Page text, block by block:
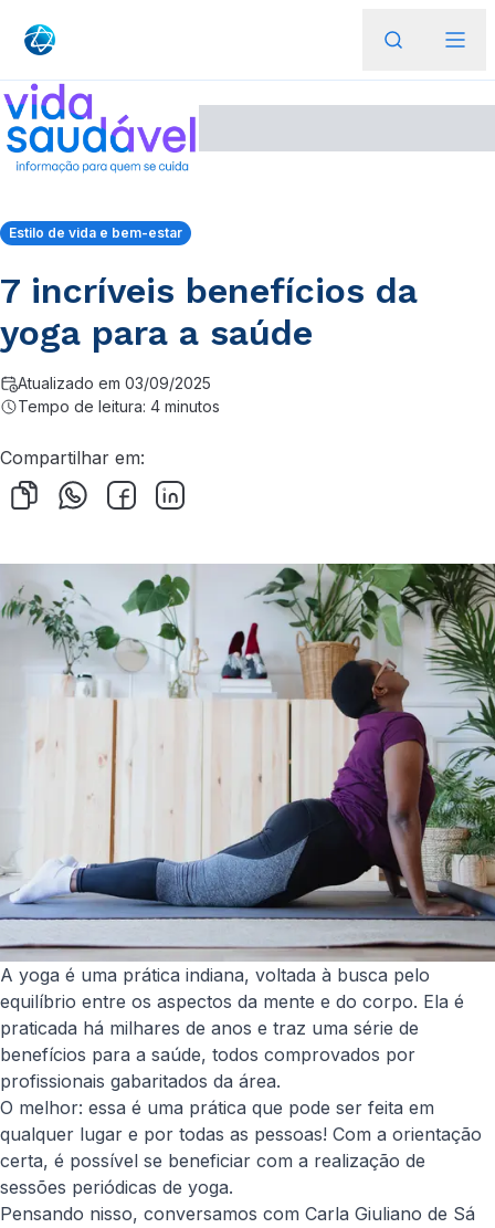
Estilo de vida e bem-estar
7 incríveis benefícios da
yoga para a saúde
Atualizado em 03/09/2025
Tempo de leitura: 4 minutos
Compartilhar em:
A yoga é uma prática indiana, voltada à busca pelo
equilíbrio entre os aspectos da mente e do corpo. Ela é
praticada há milhares de anos e traz uma série de
benefícios para a saúde, todos comprovados por
profissionais gabaritados da área.
O melhor: essa é uma prática que pode ser feita em
qualquer lugar e por todas as pessoas! Com a orientação
certa, é possível se beneficiar com a realização de
sessões periódicas de yoga.
Pensando nisso, conversamos com Carla Giuliano de Sá